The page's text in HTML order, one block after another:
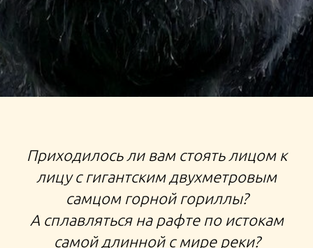
ВОСХОЖДЕНИЕ НА ВУЛКАН НЬИРАГОНГО ГОРИЛЛЫ
ПИГМЕИ ТВА БАТВА БЕЛЫЙ НИЛ РАФТИНГ САФАРИ
ЭКСПЕДИЦИЯ ЦЕНТРАЛЬНАЯ АФРИКА
Приходилось ли вам стоять лицом к
лицу с гигантским двухметровым
самцом горной гориллы?
А сплавляться на рафте по истокам
самой длинной с мире реки?